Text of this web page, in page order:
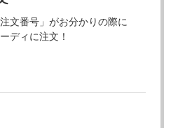
文番号」がお分かりの際に
ディに注文！